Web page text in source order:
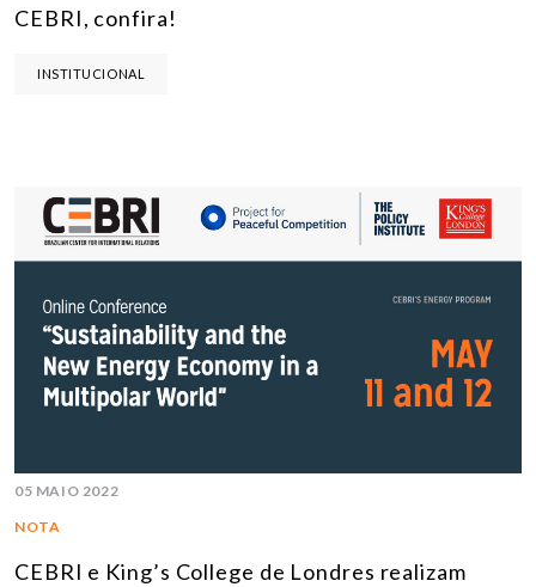
CEBRI, confira!
INSTITUCIONAL
05 MAIO 2022
NOTA
CEBRI e King’s College de Londres realizam